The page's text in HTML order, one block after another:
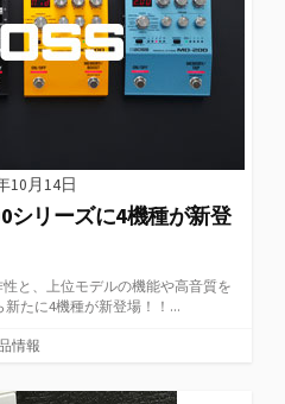
10月14日
シリーズに4機種が新登
と、上位モデルの機能や高音質を
新たに4機種が新登場！！...
情報